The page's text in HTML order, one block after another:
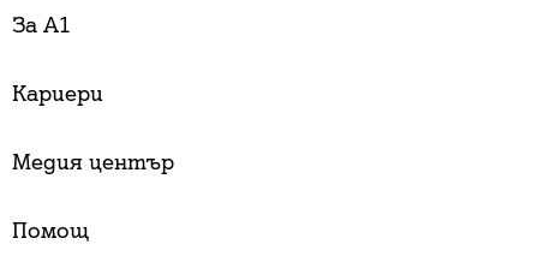
За А1
Кариери
Медия център
Помощ